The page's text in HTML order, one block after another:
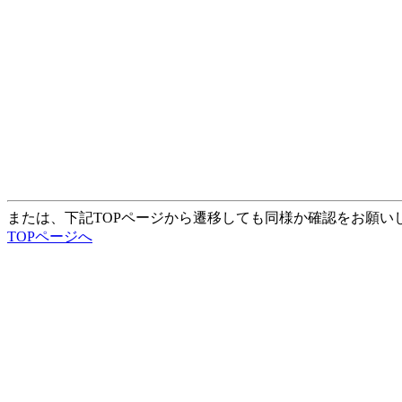
または、下記TOPページから遷移しても同様か確認をお願い
TOPページへ